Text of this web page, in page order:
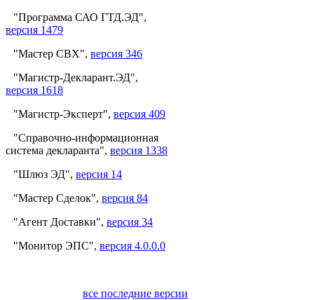
"Программа САО ГТД.ЭД",
версия 1479
"Мастер СВХ", версия 346
"Магистр-Декларант.ЭД",
версия 1618
"Магистр-Эксперт", версия 409
"Справочно-информационная
система декларанта", версия 1338
"Шлюз ЭД", версия 14
"Мастер Сделок", версия 84
"Агент Доставки", версия 34
"Монитор ЭПС", версия 4.0.0.0
все последние версии